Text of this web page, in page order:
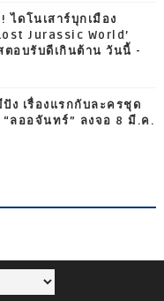
ดโนเสาร์บุกเมือง
Jurassic World’
อบรับดีเกินต้าน วันนี้ -
ง เรื่องแรกกับละครชุด
“ลออจันทร์” ลงจอ 8 มี.ค.